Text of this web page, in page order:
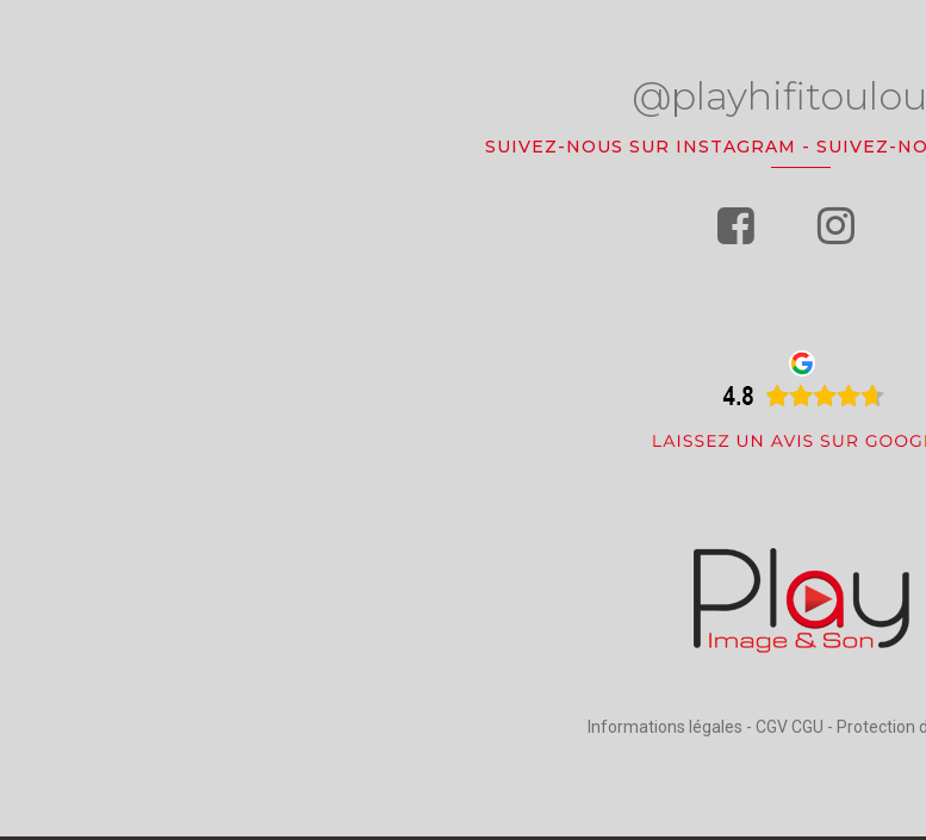
SUIVEZ-NOUS SUR INSTAGRAM - SUIVEZ-
Informations légales - CGV CGU - Protection